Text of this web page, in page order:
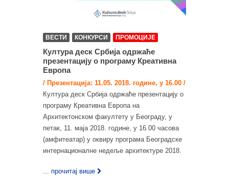
ВЕСТИ КОНКУРСИ ПРОМОЦИЈЕ
Култура деск Србија одржаће
презентацију о програму Креативна
Европа
/ Презентација: 11.05. 2018. године, у 16.00 /
Култура деск Србија одржаће презентацију о
програму Креативна Европа на
Архитектонском факултету у Београду, у
петак, 11. маја 2018. године, у 16.00 часова
(амфитеатар) у оквиру програма Београдске
интернационалне недеље архитектуре 2018.
... прочитај више